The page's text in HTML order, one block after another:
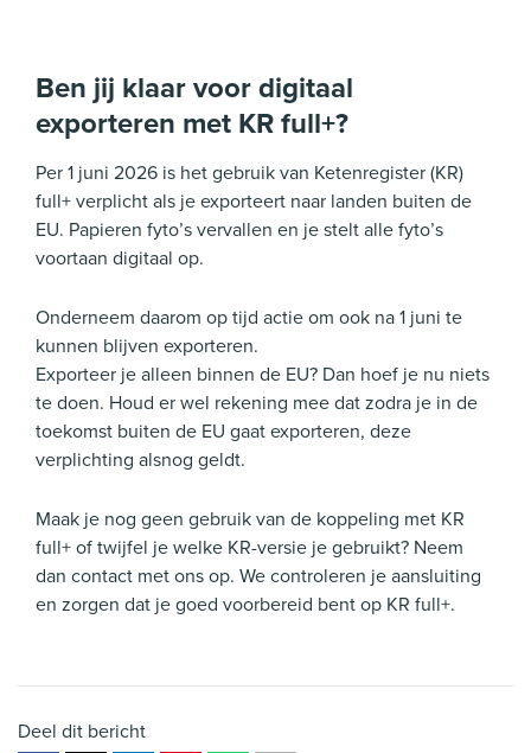
Ben jij klaar voor digitaal
exporteren met KR full+?
Per 1 juni 2026 is het gebruik van Ketenregister (KR)
full+ verplicht als je exporteert naar landen buiten de
EU. Papieren fyto’s vervallen en je stelt alle fyto’s
voortaan digitaal op.
Onderneem daarom op tijd actie om ook na 1 juni te
kunnen blijven exporteren.
Exporteer je alleen binnen de EU? Dan hoef je nu niets
te doen. Houd er wel rekening mee dat zodra je in de
toekomst buiten de EU gaat exporteren, deze
verplichting alsnog geldt.
Maak je nog geen gebruik van de koppeling met KR
full+ of twijfel je welke KR-versie je gebruikt? Neem
dan contact met ons op. We controleren je aansluiting
en zorgen dat je goed voorbereid bent op KR full+.
Deel dit bericht